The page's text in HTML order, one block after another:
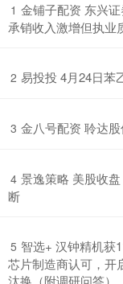
1 金铺子配资 东兴
承销收入激增但执业
2 易投投 4月24日苯
3 金八号配资 聆达
4 景逸策略 美股收
断
5 智选+ 汉钟精机获
芯片制造商认可，开